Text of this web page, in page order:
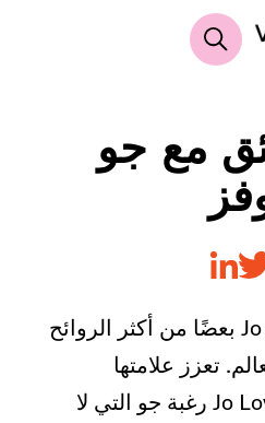
مع جو
ابتكرت Jo of Jo Loves بعضًا من أكثر الروائح
تعزز علامتها
التجارية الجديدة Jo Loves رغبة جو التي لا